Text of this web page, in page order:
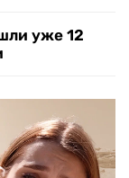
уже 12